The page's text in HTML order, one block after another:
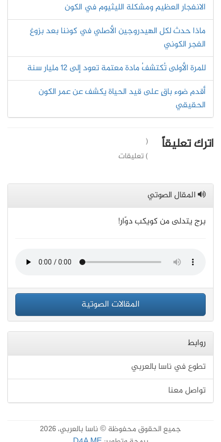
الانفجار العظيم ومشكلة الليثيوم في الكون
ماذا حدث لكل الهيدروجين الأصلي في كوننا بعد بزوغ
الفجر الكوني
للمرة الأولى تُكتشفُ مادة معتمة تعود إلى 12 مليار سنة
أقدم ضوء باقٍ على قيد الحياة يكشف عن عمر الكون
الحقيقي
اترك تعليقاً
(
) تعليقات
المقال الصوتي
برج يتدلى من كويكب دوّار!
المقالات الصوتية
روابط
تطوع في ناسا بالعربي
تواصل معنا
جميع الحقوق محفوظة © ناسا بالعربي، 2026